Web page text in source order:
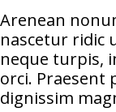
Arenean
nascetur ridic
neque turpis,
orci. Praesent
dignissim